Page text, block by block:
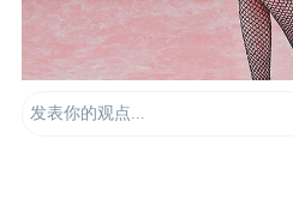
发表你的观点...